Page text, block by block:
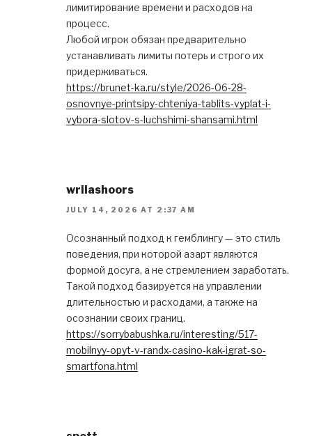
лимитирование времени и расходов на
процесс.
Любой игрок обязан предварительно
устанавливать лимиты потерь и строго их
придерживаться.
https://brunet-ka.ru/style/2026-06-28-
osnovnye-printsipy-chteniya-tablits-vyplat-i-
vybora-slotov-s-luchshimi-shansami.html
wrilashoors
JULY 14, 2026 AT 2:37 AM
Осознанный подход к гемблингу — это стиль
поведения, при которой азарт являются
формой досуга, а не стремлением заработать.
Такой подход базируется на управлении
длительностью и расходами, а также на
осознании своих границ.
https://sorrybabushka.ru/interesting/517-
mobilnyy-opyt-v-randx-casino-kak-igrat-so-
smartfona.html